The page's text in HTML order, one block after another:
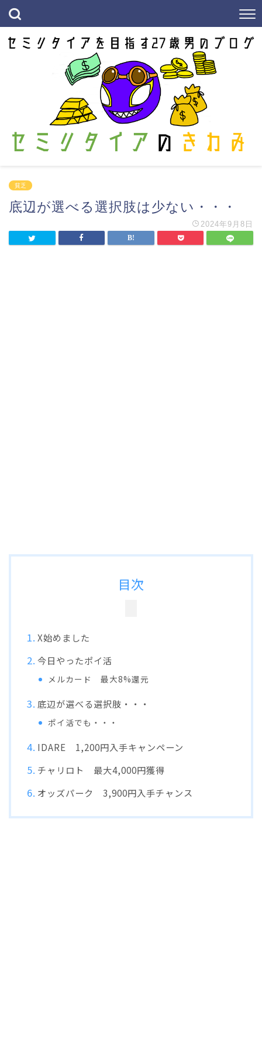
貧乏
底辺が選べる選択肢は少ない・・・
2024年9月8日
目次
X始めました
今日やったポイ活
メルカード 最大8%還元
底辺が選べる選択肢・・・
ポイ活でも・・・
IDARE 1,200円入手キャンペーン
チャリロト 最大4,000円獲得
オッズパーク 3,900円入手チャンス